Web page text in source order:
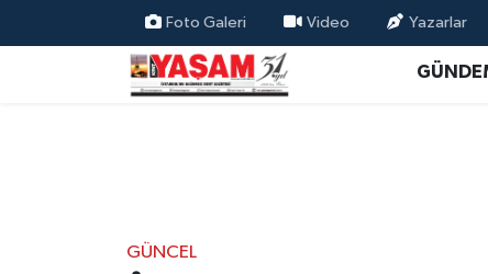
Foto Galeri Video Yazarlar
GÜNCEL